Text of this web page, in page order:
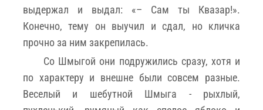
выдержал и выдал: «– Сам ты Квазар!».
Конечно, тему он выучил и сдал, но кличка
прочно за ним закрепилась.
Со Шмыгой они подружились сразу, хотя и
по характеру и внешне были совсем разные.
Веселый и шебутной Шмыга - рыхлый,